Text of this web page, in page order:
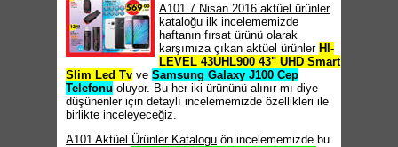
A101 7 Nisan 2016 aktüel ürünler
kataloğu ilk incelememizde
haftanın fırsat ürünü olarak
karşımıza çıkan aktüel ürünler HI-
LEVEL 43UHL900 43" UHD Smart
Slim Led Tv ve Samsung Galaxy J100 Cep
Telefonu oluyor. Bu her iki ürününü alınır mı diye
düşünenler için detaylı incelememizde özellikleri ile
birlikte inceleyeceğiz.
A101 Aktüel Ürünler Katalogu ön incelememizde bu